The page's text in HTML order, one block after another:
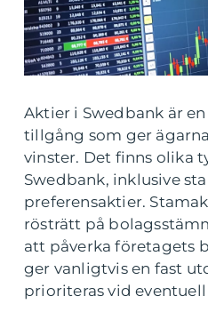
Aktier i Swedbank är
tillgång som ger
vinster. Det finns olika
Swedbank, inklusive
preferensaktier.
rösträtt på
att påverka företagets
ger vanligtvis en fast
prioriteras vid